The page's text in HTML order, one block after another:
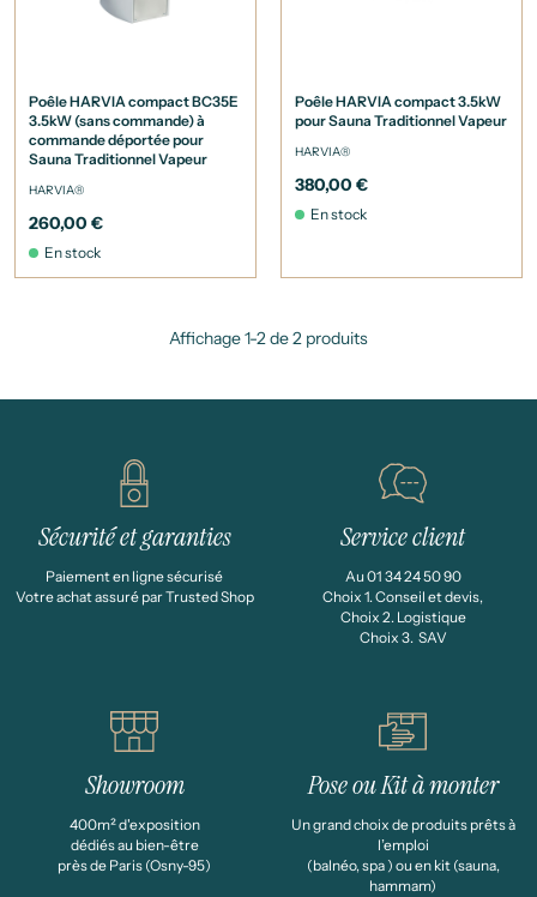
Poêle HARVIA compact BC35E
3.5kW (sans commande) à
commande déportée pour
Sauna Traditionnel Vapeur
HARVIA®
260,00 €
En stock
Poêle HARVIA compact 3.5kW
pour Sauna Traditionnel Vapeur
HARVIA®
380,00 €
En stock
Affichage 1-2 de 2 produits
Sécurité et garanties
Paiement en ligne sécurisé
Votre achat assuré par Trusted Shop
Service client
Au 01 34 24 50 90
Choix 1. Conseil et devis,
Choix 2. Logistique
Choix 3. SAV
Showroom
400m² d'exposition
dédiés au bien-être
près de Paris (Osny-95)
Pose ou Kit à monter
Un grand choix de produits prêts à
l’emploi
(balnéo, spa ) ou en kit (sauna,
hammam)